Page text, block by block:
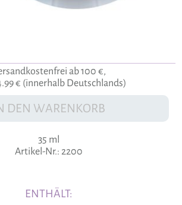
ab 100 €,
€ (innerhalb Deutschlands)
DEN WARENKORB
35 ml
Artikel-Nr.: 2200
ENTHÄLT: